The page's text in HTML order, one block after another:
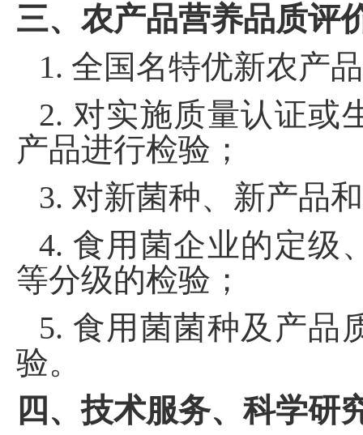
三、农产品营养品质评
1. 全国名特优新农产
2. 对实施质量认证或
产品进行检验；
3. 对新菌种、新产品
4. 食用菌企业的定级
等分级的检验；
5. 食用菌菌种及产品
验。
四 、技术服务、科学研